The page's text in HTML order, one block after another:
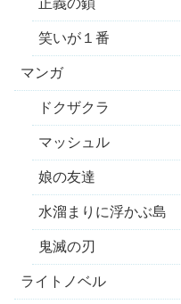
正義の鎖
笑いが１番
マンガ
ドクザクラ
マッシュル
娘の友達
水溜まりに浮かぶ島
鬼滅の刃
ライトノベル